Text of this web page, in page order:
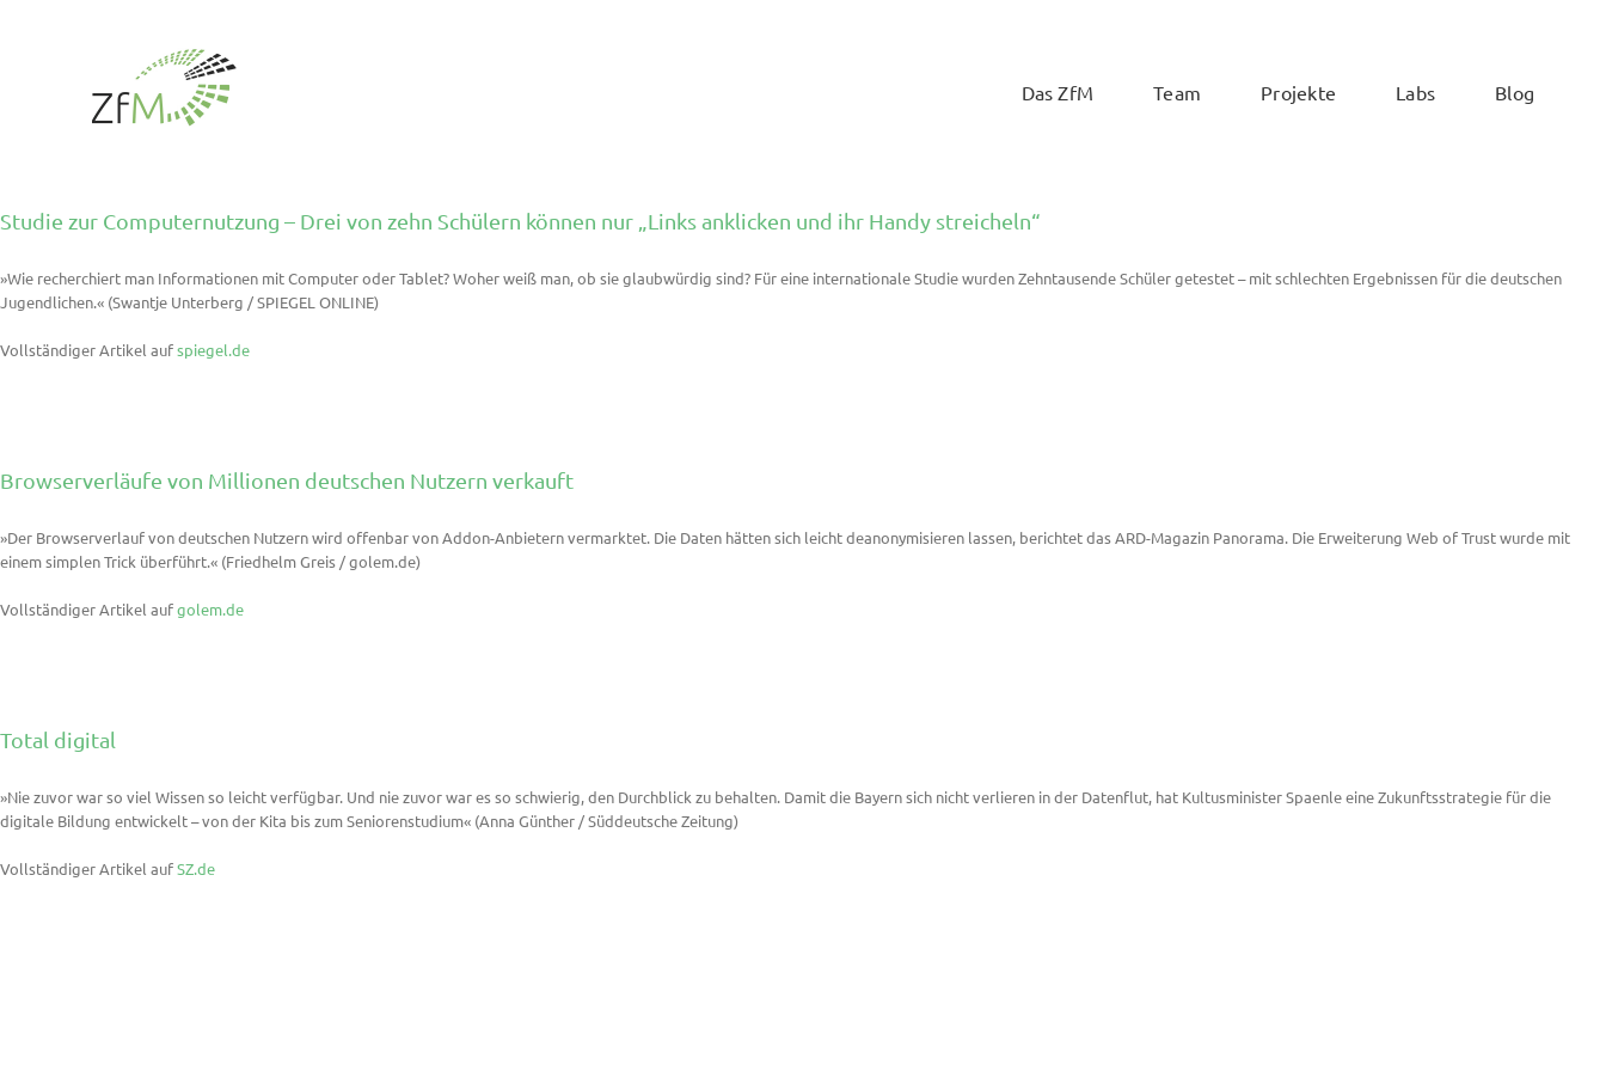
Das ZfM Team Projekte Labs Blog
Studie zur Computernutzung – Drei von zehn Schülern können nur „Links anklicken und ihr Handy streicheln“
»Wie recherchiert man Informationen mit Computer oder Tablet? Woher weiß man, ob sie glaubwürdig sind? Für eine internationale Studie wurden Zehntausende Schüler getestet – mit schlechten Ergebnissen für die deutschen
Jugendlichen.« (Swantje Unterberg / SPIEGEL ONLINE)
Vollständiger Artikel aufspiegel.de
Browserverläufe von Millionen deutschen Nutzern verkauft
»Der Browserverlauf von deutschen Nutzern wird offenbar von Addon-Anbietern vermarktet. Die Daten hätten sich leicht deanonymisieren lassen, berichtet das ARD-Magazin Panorama. Die Erweiterung Web of Trust wurde mit
einem simplen Trick überführt.« (Friedhelm Greis / golem.de)
Vollständiger Artikel aufgolem.de
Total digital
»Nie zuvor war so viel Wissen so leicht verfügbar. Und nie zuvor war es so schwierig, den Durchblick zu behalten. Damit die Bayern sich nicht verlieren in der Datenflut, hat Kultusminister Spaenle eine Zukunftsstrategie für die
digitale Bildung entwickelt – von der Kita bis zum Seniorenstudium« (Anna Günther / Süddeutsche Zeitung)
Vollständiger Artikel aufSZ.de